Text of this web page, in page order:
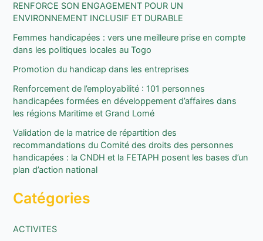
r
h
:
RENFORCE SON ENGAGEMENT POUR UN
ENVIRONNEMENT INCLUSIF ET DURABLE
Femmes handicapées : vers une meilleure prise en compte
dans les politiques locales au Togo
Promotion du handicap dans les entreprises
Renforcement de l’employabilité : 101 personnes
handicapées formées en développement d’affaires dans
les régions Maritime et Grand Lomé
Validation de la matrice de répartition des
recommandations du Comité des droits des personnes
handicapées : la CNDH et la FETAPH posent les bases d’un
plan d’action national
Catégories
ACTIVITES